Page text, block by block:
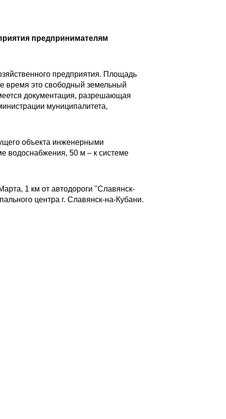
предпринимателям
предприятия. Площадь
время это свободный земельный
документация, разрешающая
муниципалитета,
объекта инженерными
водоснабжения, 50 м – к системе
1 км от автодороги "Славянск-
центра г. Славянск-на-Кубани.